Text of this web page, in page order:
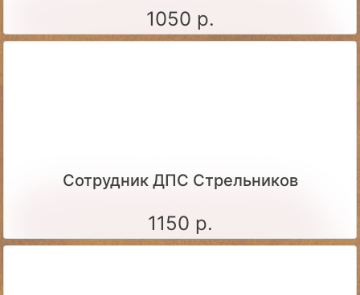
1050 р.
Сотрудник ДПС Стрельников
1150 р.